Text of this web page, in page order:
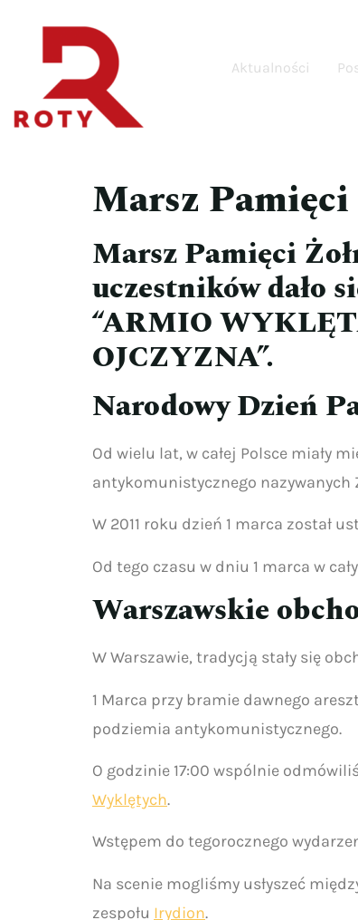
Aktualności
Marsz
Marsz Pamięci
uczestników dało
“ARMIO
OJCZYZNA”.
Narodowy Dzień
Od wielu lat, w całej Polsce miały
antykomunistycznego nazywanych
W 2011 roku dzień 1 marca został
Od tego czasu w dniu 1 marca w
Warszawskie
W Warszawie, tradycją stały się
1 Marca przy bramie dawnego
podziemia antykomunistycznego.
O godzinie 17:00 wspólnie
Wyklętych.
Wstępem do tegorocznego
Na scenie mogliśmy usłyszeć
zespołu Irydion.